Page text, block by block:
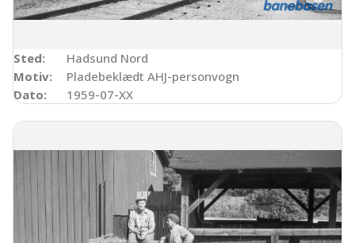
Sted:
Hadsund Nord
Motiv:
Pladebeklædt AHJ-personvogn
Dato:
1959-07-XX